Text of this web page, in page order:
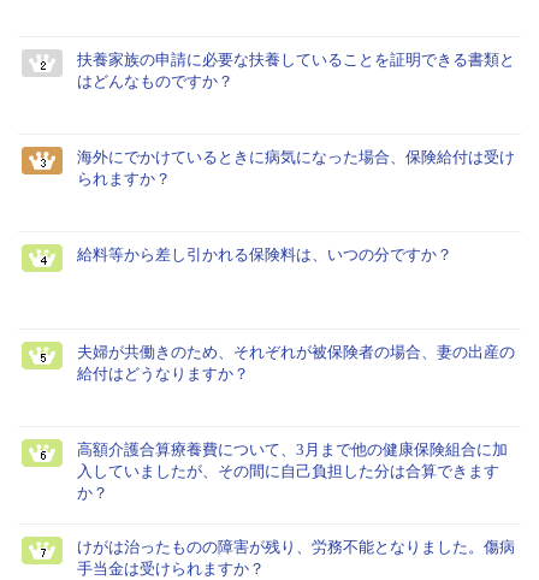
扶養家族の申請に必要な扶養していることを証明できる書類と
はどんなものですか？
海外にでかけているときに病気になった場合、保険給付は受け
られますか？
給料等から差し引かれる保険料は、いつの分ですか？
夫婦が共働きのため、それぞれが被保険者の場合、妻の出産の
給付はどうなりますか？
高額介護合算療養費について、3月まで他の健康保険組合に加
入していましたが、その間に自己負担した分は合算できます
か？
けがは治ったものの障害が残り、労務不能となりました。傷病
手当金は受けられますか？